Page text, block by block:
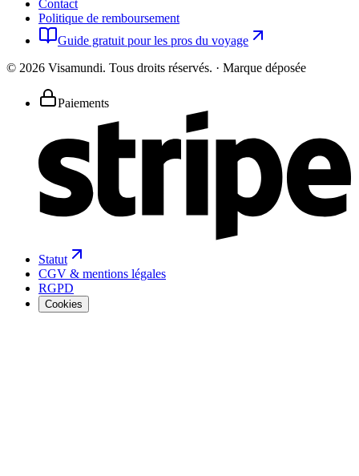
Contact
Politique de remboursement
Guide gratuit pour les pros du voyage
© 2026 Visamundi. Tous droits réservés. · Marque déposée
Paiements
Statut
CGV & mentions légales
RGPD
Cookies